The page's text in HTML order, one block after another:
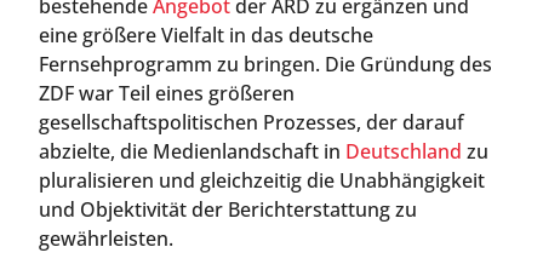
bestehendeAngebotder ARD zu ergänzen und
eine größere Vielfalt in das deutsche
Fernsehprogramm zu bringen. Die Gründung des
ZDF war Teil eines größeren
gesellschaftspolitischen Prozesses, der darauf
abzielte, die Medienlandschaft in Deutschland zu
pluralisieren und gleichzeitig die Unabhängigkeit
und Objektivität der Berichterstattung zu
gewährleisten.